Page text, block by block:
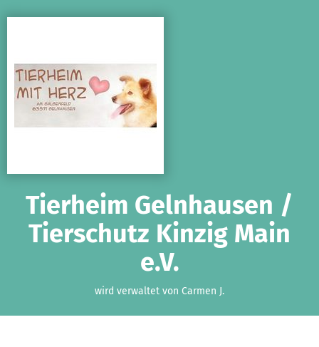
Tierheim Gelnhausen /
Tierschutz Kinzig Main
e.V.
wird verwaltet von Carmen J.